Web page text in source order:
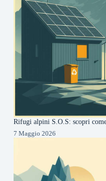
Rifugi alpini S.O.S: scopri
7 Maggio 2026